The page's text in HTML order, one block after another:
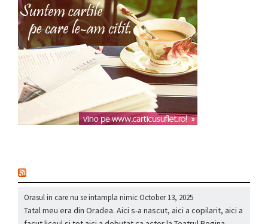
Orasul in care nu se intampla nimicOctober 13, 2025
Tatal meu era din Oradea. Aici s-a nascut, aici a copilarit, aici a